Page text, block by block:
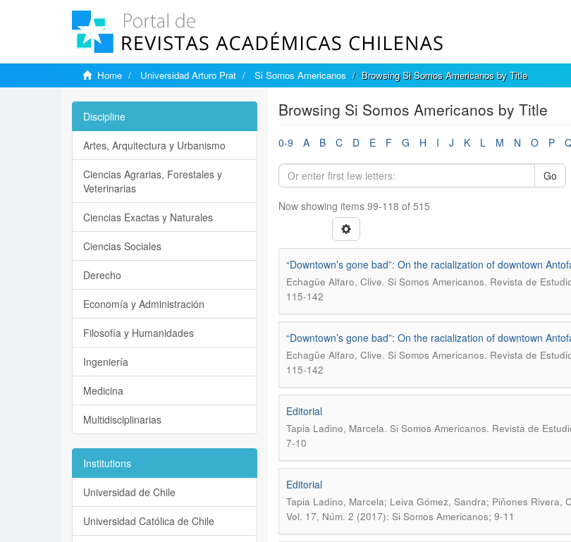
Home Universidad Arturo Prat Si Somos Americanos Browsing Si Somos Americanos by Title
Browsing Si Somos Americanos by Title
0-9 A B C D E F G H I J K L M N O P
Go
Now showing items 99-118 of 515
“Downtown’s gone bad”: On the racialization of downtown
Echagüe Alfaro, Clive. Si Somos Americanos. Revista de
115-142
“Downtown’s gone bad”: On the racialization of downtown
Echagüe Alfaro, Clive. Si Somos Americanos. Revista de
115-142
Editorial
Tapia Ladino, Marcela. Si Somos Americanos. Revista de
7-10
Editorial
Tapia Ladino, Marcela; Leiva Gómez, Sandra; Piñones Rivera,
Vol. 17, Núm. 2 (2017): Si Somos Americanos; 9-11
Discipline
Artes, Arquitectura y Urbanismo
Ciencias Agrarias, Forestales y
Veterinarias
Ciencias Exactas y Naturales
Ciencias Sociales
Derecho
Economía y Administración
Filosofía y Humanidades
Ingeniería
Medicina
Multidisciplinarias
Institutions
Universidad de Chile
Universidad Católica de Chile